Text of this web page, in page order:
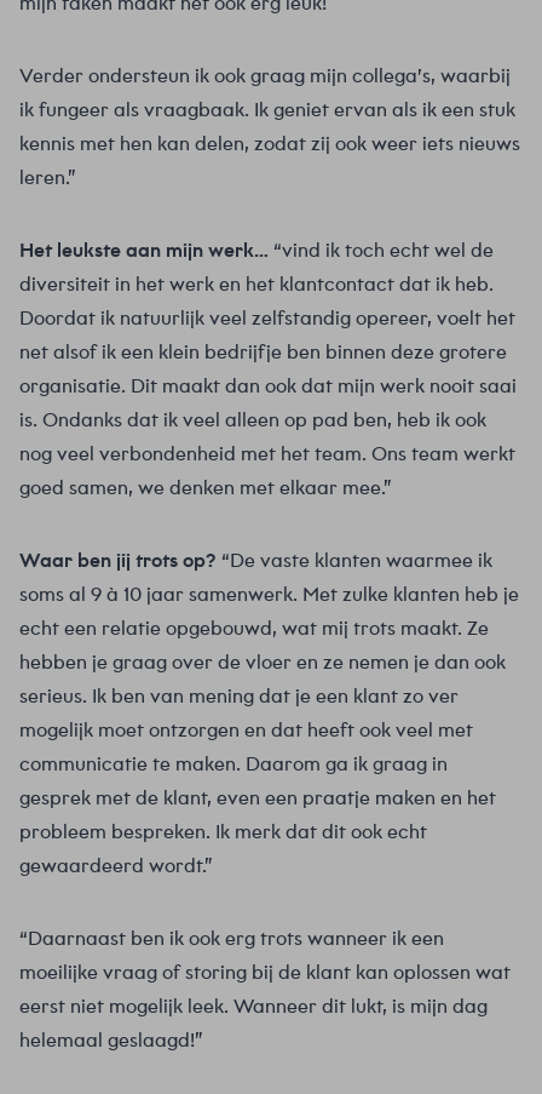
Verder ondersteun ik ook graag mijn collega’s, waarbij
ik fungeer als vraagbaak. Ik geniet ervan als ik een stuk
kennis met hen kan delen, zodat zij ook weer iets nieuws
leren.”
Het leukste aan mijn werk… “vind ik toch echt wel de
diversiteit in het werk en het klantcontact dat ik heb.
Doordat ik natuurlijk veel zelfstandig opereer, voelt het
net alsof ik een klein bedrijfje ben binnen deze grotere
organisatie. Dit maakt dan ook dat mijn werk nooit saai
is. Ondanks dat ik veel alleen op pad ben, heb ik ook
nog veel verbondenheid met het team. Ons team werkt
goed samen, we denken met elkaar mee.”
Waar ben jij trots op? “De vaste klanten waarmee ik
soms al 9 à 10 jaar samenwerk. Met zulke klanten heb je
echt een relatie opgebouwd, wat mij trots maakt. Ze
hebben je graag over de vloer en ze nemen je dan ook
serieus. Ik ben van mening dat je een klant zo ver
mogelijk moet ontzorgen en dat heeft ook veel met
communicatie te maken. Daarom ga ik graag in
gesprek met de klant, even een praatje maken en het
probleem bespreken. Ik merk dat dit ook echt
gewaardeerd wordt.”
“Daarnaast ben ik ook erg trots wanneer ik een
moeilijke vraag of storing bij de klant kan oplossen wat
eerst niet mogelijk leek. Wanneer dit lukt, is mijn dag
helemaal geslaagd!”